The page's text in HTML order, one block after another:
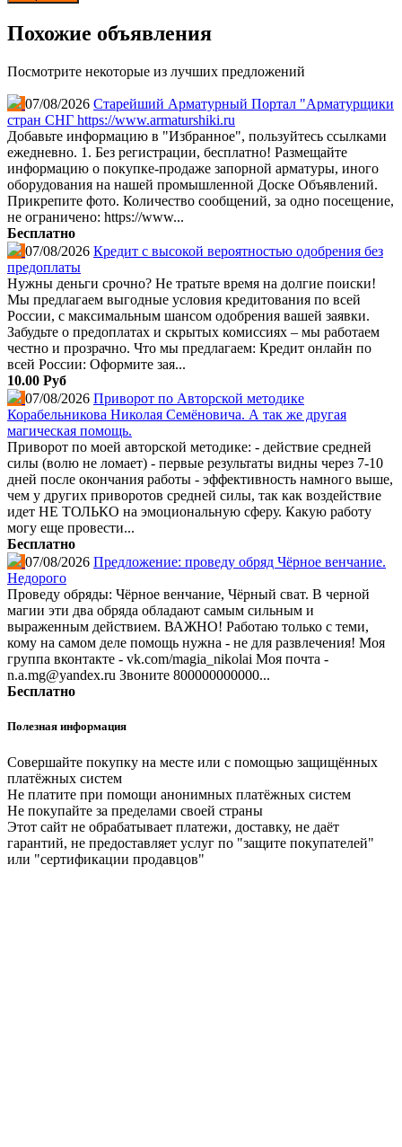
Похожие объявления
Посмотрите некоторые из лучших предложений
07/08/2026 Старейший Арматурный Портал "Арматурщики
стран СНГ https://www.armaturshiki.ru
Добавьте информацию в "Избранное", пользуйтесь ссылками
ежедневно. 1. Без регистрации, бесплатно! Размещайте
информацию о покупке-продаже запорной арматуры, иного
оборудования на нашей промышленной Доске Объявлений.
Прикрепите фото. Количество сообщений, за одно посещение,
не ограничено: https://www...
Бесплатно
07/08/2026 Кредит с высокой вероятностью одобрения без
предоплаты
Нужны деньги срочно? Не тратьте время на долгие поиски!
Мы предлагаем выгодные условия кредитования по всей
России, с максимальным шансом одобрения вашей заявки.
Забудьте о предоплатах и скрытых комиссиях – мы работаем
честно и прозрачно. Что мы предлагаем: Кредит онлайн по
всей России: Оформите зая...
10.00 Руб
07/08/2026 Приворот по Авторской методике
Корабельникова Николая Семёновича. А так же другая
магическая помощь.
Приворот по моей авторской методике: - действие средней
силы (волю не ломает) - первые результаты видны через 7-10
дней после окончания работы - эффективность намного выше,
чем у других приворотов средней силы, так как воздействие
идет НЕ ТОЛЬКО на эмоциональную сферу. Какую работу
могу еще провести...
Бесплатно
07/08/2026 Предложение: проведу обряд Чёрное венчание.
Недорого
Проведу обряды: Чёрное венчание, Чёрный сват. В черной
магии эти два обряда обладают самым сильным и
выраженным действием. ВАЖНО! Работаю только с теми,
кому на самом деле помощь нужна - не для развлечения! Моя
группа вконтакте - vk.com/magia_nikolai Моя почта -
n.a.mg@yandex.ru Звоните 800000000000...
Бесплатно
Полезная информация
Совершайте покупку на месте или с помощью защищённых
платёжных систем
Не платите при помощи анонимных платёжных систем
Не покупайте за пределами своей страны
Этот сайт не обрабатывает платежи, доставку, не даёт
гарантий, не предоставляет услуг по "защите покупателей"
или "сертификации продавцов"